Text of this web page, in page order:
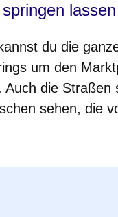
lassen
du die
um den
die Straßen
sehen, die